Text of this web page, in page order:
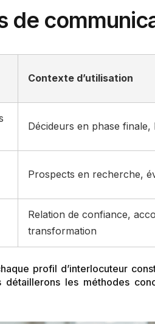
de
Contexte d’utilisation
Décideurs en phase
Prospects en recherche,
Relation de confiance,
transformation
profil d’interlocuteur
les méthodes